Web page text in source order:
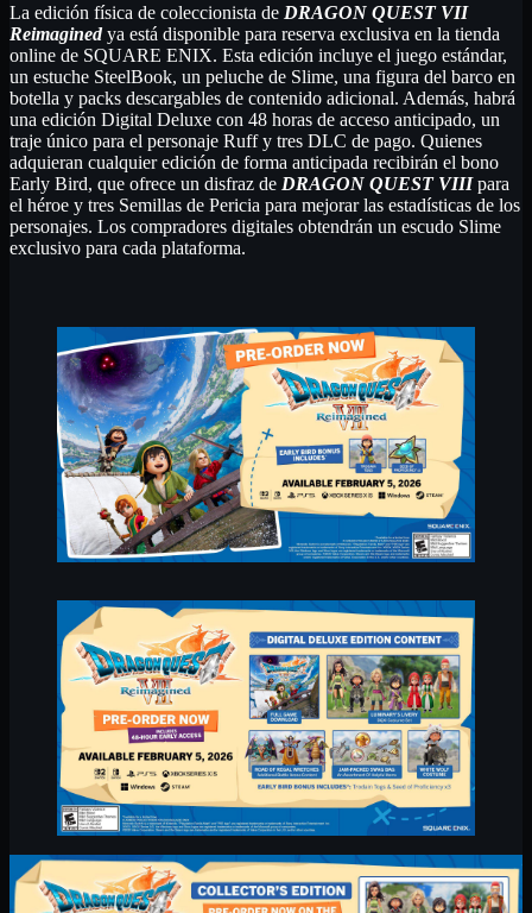
La edición física de coleccionista de DRAGON QUEST VII
Reimaginedya está disponible para reserva exclusiva en la tienda
online de SQUARE ENIX. Esta edición incluye el juego estándar,
un estuche SteelBook, un peluche de Slime, una figura del barco en
botella y packs descargables de contenido adicional. Además, habrá
una edición Digital Deluxe con 48 horas de acceso anticipado, un
traje único para el personaje Ruff y tres DLC de pago. Quienes
adquieran cualquier edición de forma anticipada recibirán el bono
Early Bird, que ofrece un disfraz de DRAGON QUEST VIIIpara
el héroe y tres Semillas de Pericia para mejorar las estadísticas de los
personajes. Los compradores digitales obtendrán un escudo Slime
exclusivo para cada plataforma.